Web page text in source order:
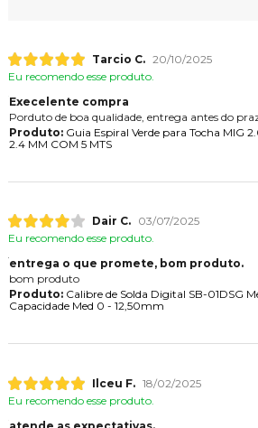
Tarcio C. 20/10/2025
Eu recomendo esse produto.
Execelente compra
Porduto de boa qualidade, entrega antes do
Produto:Guia Espiral Verde para Tocha MIG
2.4 MM COM 5 MTS
Dair C.
03/07/2025
Eu recomendo esse produto.
entrega o que promete, bom produto.
bom produto
Produto:Calibre de Solda Digital SB-01DSG
Capacidade Med 0 - 12,50mm
Ilceu F. 18/02/2025
Eu recomendo esse produto.